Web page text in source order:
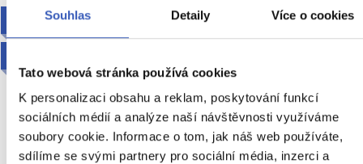
Souhlas Detaily Více o cookies
Tato webová stránka používá cookies
K personalizaci obsahu a reklam, poskytování funkcí
sociálních médií a analýze naší návštěvnosti využíváme
soubory cookie. Informace o tom, jak náš web používáte,
sdílíme se svými partnery pro sociální média, inzerci a
2027